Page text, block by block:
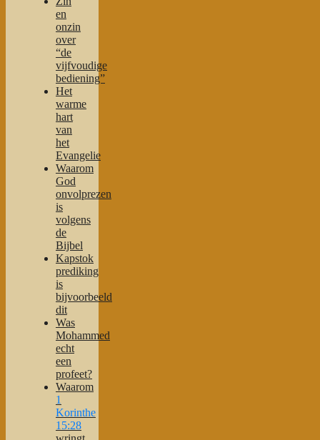
en
onzin
over
“de
vijfvoudige
bediening”
Het
warme
hart
van
het
Evangelie
Waarom
God
onvolprezen
is
volgens
de
Bijbel
Kapstok
prediking
is
bijvoorbeeld
dit
Was
Mohammed
echt
een
profeet?
Waarom
1
Korinthe
15:28